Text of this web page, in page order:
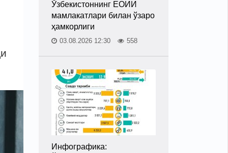
Ўзбекистоннинг ЕОИИ
мамлакатлари билан ўзаро
ҳамкорлиги
03.08.2026 12:30 558
Инфографика: